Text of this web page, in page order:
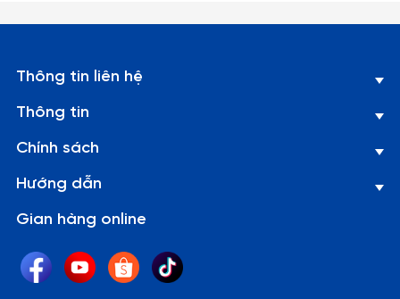
Thông tin liên hệ
Thông tin
Chính sách
Hướng dẫn
Gian hàng online